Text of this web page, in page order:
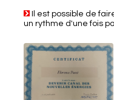
Il est possible de
un rythme d'une fois